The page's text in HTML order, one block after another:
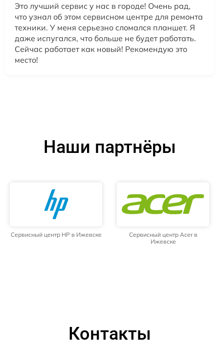
Это лучший сервис у нас в городе! Очень рад,
что узнал об этом сервисном центре для ремонта
техники. У меня серьезно сломался планшет. Я
даже испугался, что больше не будет работать.
Сейчас работает как новый! Рекомендую это
место!
Наши партнёры
Сервисный центр HP в Ижевске
Сервисный центр Acer в
Ижевске
Контакты